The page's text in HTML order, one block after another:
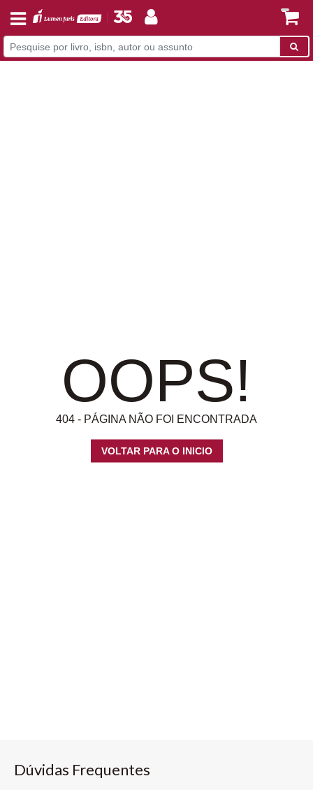
OOPS!
404 - PÁGINA NÃO FOI ENCONTRADA
VOLTAR PARA O INICIO
Dúvidas Frequentes